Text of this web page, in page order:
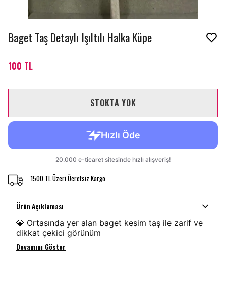
Baget Taş Detaylı Işıltılı Halka Küpe
100 TL
STOKTA YOK
1500 TL Üzeri Ücretsiz Kargo
Ürün Açıklaması
💎 Ortasında yer alan baget kesim taş ile zarif ve
dikkat çekici görünüm
Devamını Göster